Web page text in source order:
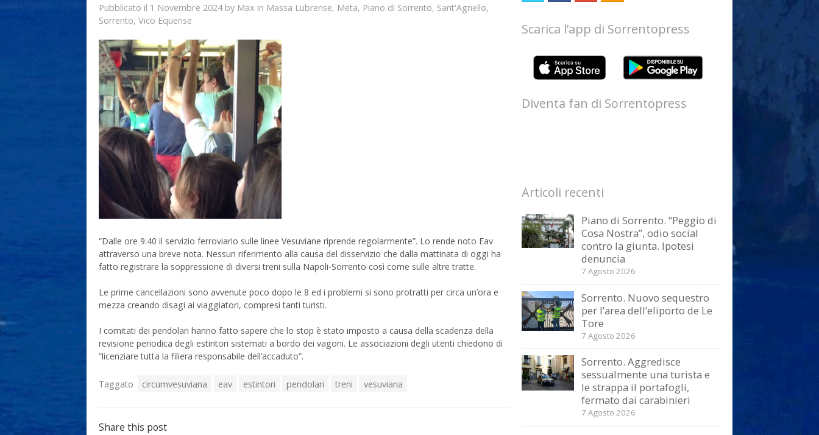
Pubblicato il 1 Novembre 2024by Max in Massa Lubrense, Meta, Piano di Sorrento, Sant'Agnello,
Sorrento, Vico Equense
“Dalle ore 9:40 il servizio ferroviario sulle linee Vesuviane riprende regolarmente”. Lo rende noto Eav
attraverso una breve nota. Nessun riferimento alla causa del disservizio che dalla mattinata di oggi ha
fatto registrare la soppressione di diversi treni sulla Napoli-Sorrento così come sulle altre tratte.
Le prime cancellazioni sono avvenute poco dopo le 8 ed i problemi si sono protratti per circa un’ora e
mezza creando disagi ai viaggiatori, compresi tanti turisti.
I comitati dei pendolari hanno fatto sapere che lo stop è stato imposto a causa della scadenza della
revisione periodica degli estintori sistemati a bordo dei vagoni. Le associazioni degli utenti chiedono di
“licenziare tutta la filiera responsabile dell’accaduto”.
Taggato circumvesuviana eav estintori pendolari treni vesuviana
Share this post
Scarica l’app di Sorrentopress
Diventa fan di Sorrentopress
Articoli recenti
Piano di Sorrento. “Peggio di
Cosa Nostra”, odio social
contro la giunta. Ipotesi
denuncia
7 Agosto 2026
Sorrento. Nuovo sequestro
per l’area dell’eliporto de Le
Tore
7 Agosto 2026
Sorrento. Aggredisce
sessualmente una turista e
le strappa il portafogli,
fermato dai carabinieri
7 Agosto 2026